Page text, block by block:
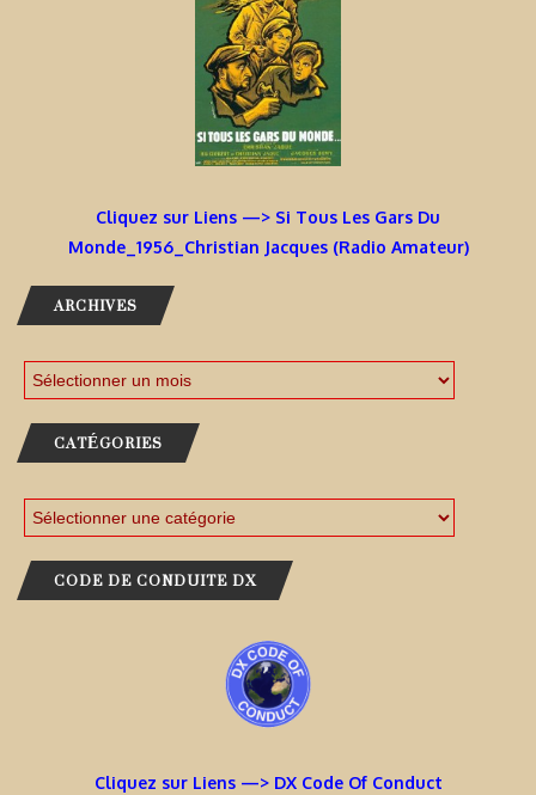
Cliquez sur Liens —> Si Tous Les Gars Du
Monde_1956_Christian Jacques (Radio Amateur)
ARCHIVES
CATÉGORIES
CODE DE CONDUITE DX
Cliquez sur Liens —> DX Code Of Conduct